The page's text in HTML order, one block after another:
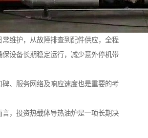
常维护，从故障排查到配件供应，全程
保设备长期稳定运行，减少意外停机带
碑、服务网络及响应速度也是重要的考
言，投资热载体导热油炉是一项长期决